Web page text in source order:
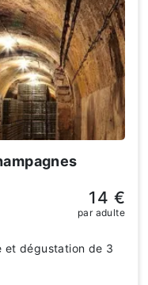
et dégustation de 3
14 €
par adulte